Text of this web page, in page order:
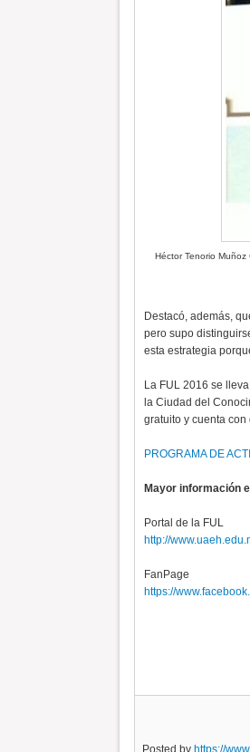
Héctor Tenorio Muñoz
Destacó, además,
pero supo
esta estrategia
La FUL 2016 se
la Ciudad del
gratuito y cuenta
PROGRAMA DE
Mayor información
Portal de la FUL
http://
FanPage
https://
Posted by https://